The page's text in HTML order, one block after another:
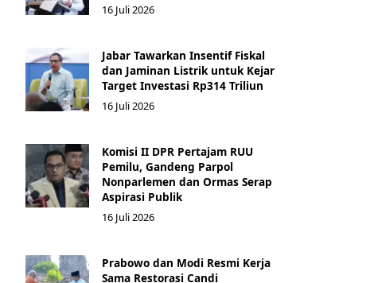
16 Juli 2026
Jabar Tawarkan Insentif Fiskal
dan Jaminan Listrik untuk Kejar
Target Investasi Rp314 Triliun
16 Juli 2026
Komisi II DPR Pertajam RUU
Pemilu, Gandeng Parpol
Nonparlemen dan Ormas Serap
Aspirasi Publik
16 Juli 2026
Prabowo dan Modi Resmi Kerja
Sama Restorasi Candi